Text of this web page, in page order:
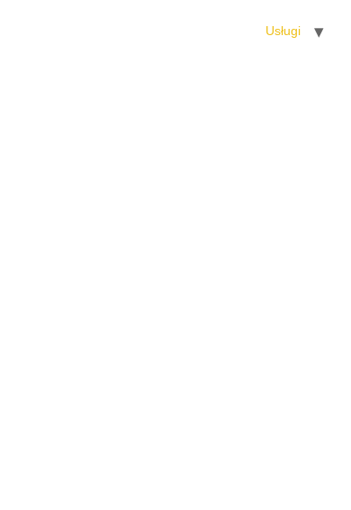
Usługi